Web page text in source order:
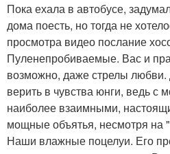
Пока ехала в автобусе,
дома поесть, но тогда не
просмотра видео послание
Пуленепробиваемые. Вас и
возможно, даже стрелы любви.
верить в чувства юнги, ведь с
наиболее взаимными,
мощные объятья, несмотря
Наши влажные поцелуи. Его